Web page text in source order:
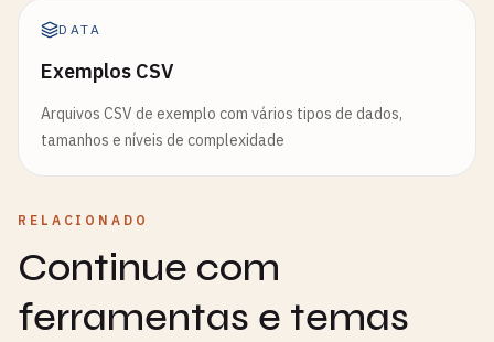
DATA
Exemplos CSV
Arquivos CSV de exemplo com vários tipos de dados,
tamanhos e níveis de complexidade
RELACIONADO
Continue com
ferramentas e temas